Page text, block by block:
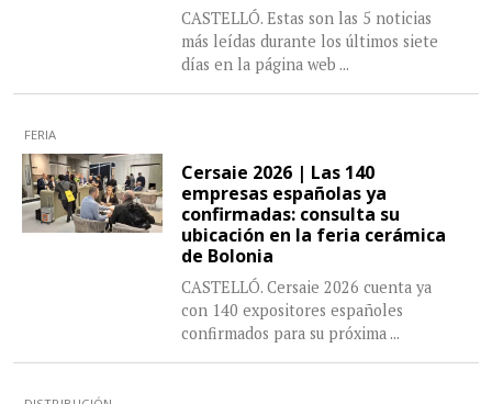
CASTELLÓ. Estas son las 5 noticias
más leídas durante los últimos siete
días en la página web ...
FERIA
Cersaie 2026 | Las 140
empresas españolas ya
confirmadas: consulta su
ubicación en la feria cerámica
de Bolonia
CASTELLÓ. Cersaie 2026 cuenta ya
con 140 expositores españoles
confirmados para su próxima ...